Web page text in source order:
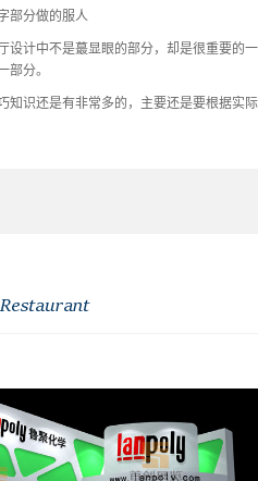
分做的服人
计中不是蕞显眼的部分，却是很重要的一
部分。
识还是有非常多的，主要还是要根据实际
Restaurant